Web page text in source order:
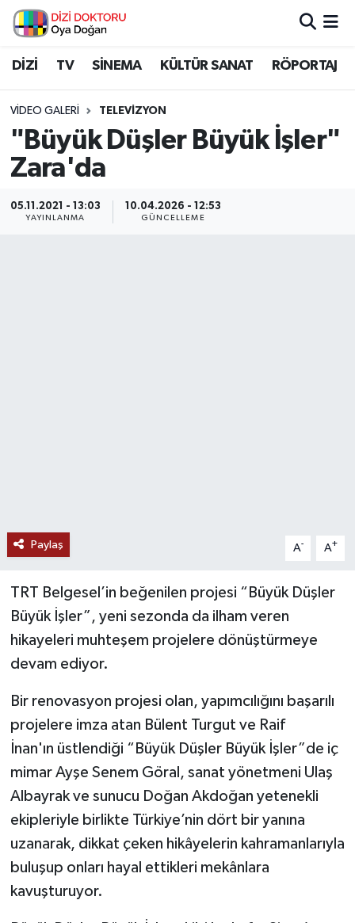
DİZİ TV SİNEMA KÜLTÜR SANAT RÖPORTAJ
VIDEO GALERI TELEVIZYON
"Büyük Düşler Büyük İşler"
Zara'da
05.11.2021 - 13:03
YAYINLANMA
10.04.2026 - 12:53
GÜNCELLEME
Paylaş A- A+
TRT Belgesel’in beğenilen projesi “Büyük Düşler
Büyük İşler”, yeni sezonda da ilham veren
hikayeleri muhteşem projelere dönüştürmeye
devam ediyor.
Bir renovasyon projesi olan, yapımcılığını başarılı
projelere imza atan Bülent Turgut ve Raif
İnan'ın üstlendiği “Büyük Düşler Büyük İşler”de iç
mimar Ayşe Senem Göral, sanat yönetmeni Ulaş
Albayrak ve sunucu Doğan Akdoğan yetenekli
ekipleriyle birlikte Türkiye’nin dört bir yanına
uzanarak, dikkat çeken hikâyelerin kahramanlarıyla
buluşup onları hayal ettikleri mekânlara
kavuşturuyor.
İstanbul Nöbetçi Eczaneler
İstanbul Namaz Vakitleri
İstanbul Trafik Yoğunluk Haritası
Süper Lig Puan Durumu ve Fikstür